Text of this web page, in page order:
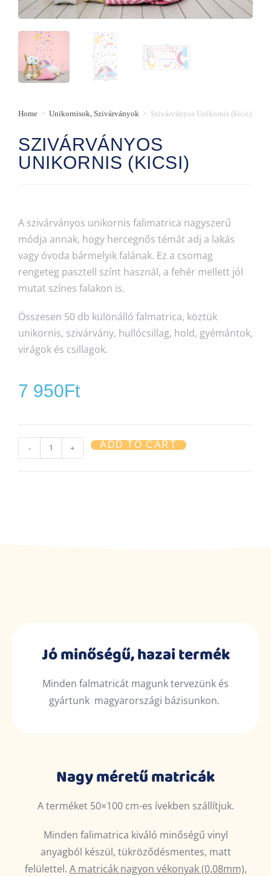
Home > Unikornisok, Szivárványok > Szivárványos Unikornis (kicsi)
SZIVÁRVÁNYOS
UNIKORNIS (KICSI)
A szivárványos unikornis falimatrica nagyszerű
módja annak, hogy hercegnős témát adj a lakás
vagy óvoda bármelyik falának. Ez a csomag
rengeteg pasztell színt használ, a fehér mellett jól
mutat színes falakon is.
Összesen 50 db különálló falmatrica, köztük
unikornis, szivárvány, hullócsillag, hold, gyémántok,
virágok és csillagok.
7 950Ft
- + ADD TO CART
Jó minőségű, hazai termék
Minden falmatricát magunk tervezünk és
gyártunk magyarországi bázisunkon.
Nagy méretű matricák
A terméket 50×100 cm-es ívekben szállítjuk.
Minden falimatrica kiváló minőségű vinyl
anyagból készül, tükröződésmentes, matt
felülettel. A matricák nagyon vékonyak (0,08mm),